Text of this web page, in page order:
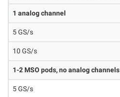
1 analog channel
5 GS/s
10 GS/s
1-2 MSO pods, no analog channels
5 GS/s